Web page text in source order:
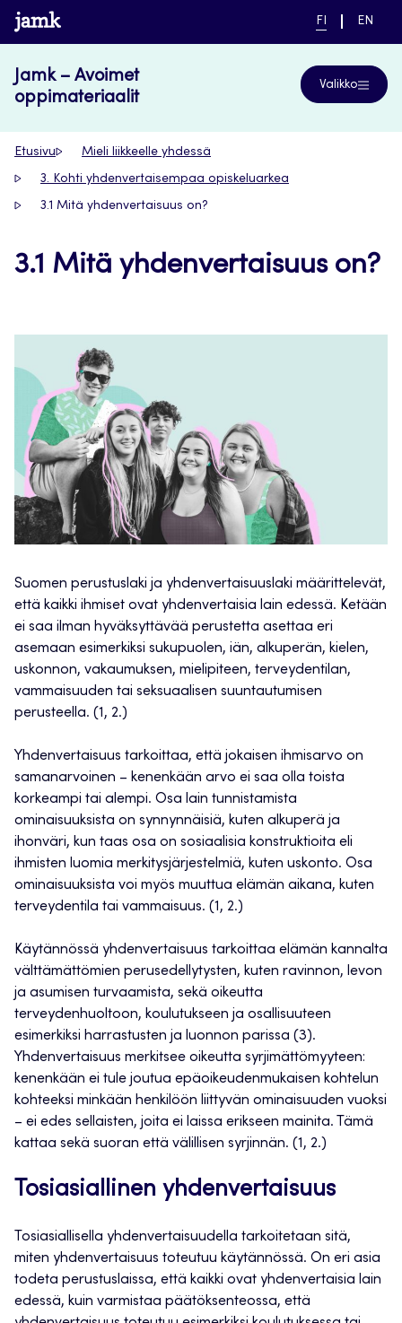
Siirry
suoraan
www.jamk.fi
NYKYINEN
FI
VAIHDA
EN
Jamk – Avoimet
oppimateriaalit
Valikko
Etusivu Mieli liikkeelle yhdessä
3. Kohti yhdenvertaisempaa opiskeluarkea
3.1 Mitä yhdenvertaisuus on?
3.1 Mitä yhdenvertaisuus on?
Suomen perustuslaki ja yhdenvertaisuuslaki määrittelevät,
että kaikki ihmiset ovat yhdenvertaisia lain edessä. Ketään
ei saa ilman hyväksyttävää perustetta asettaa eri
asemaan esimerkiksi sukupuolen, iän, alkuperän, kielen,
uskonnon, vakaumuksen, mielipiteen, terveydentilan,
vammaisuuden tai seksuaalisen suuntautumisen
perusteella. (1, 2.)
Yhdenvertaisuus tarkoittaa, että jokaisen ihmisarvo on
samanarvoinen – kenenkään arvo ei saa olla toista
korkeampi tai alempi. Osa lain tunnistamista
ominaisuuksista on synnynnäisiä, kuten alkuperä ja
ihonväri, kun taas osa on sosiaalisia konstruktioita eli
ihmisten luomia merkitysjärjestelmiä, kuten uskonto. Osa
ominaisuuksista voi myös muuttua elämän aikana, kuten
terveydentila tai vammaisuus. (1, 2.)
Käytännössä yhdenvertaisuus tarkoittaa elämän kannalta
välttämättömien perusedellytysten, kuten ravinnon, levon
ja asumisen turvaamista, sekä oikeutta
terveydenhuoltoon, koulutukseen ja osallisuuteen
esimerkiksi harrastusten ja luonnon parissa (3).
Yhdenvertaisuus merkitsee oikeutta syrjimättömyyteen:
kenenkään ei tule joutua epäoikeudenmukaisen kohtelun
kohteeksi minkään henkilöön liittyvän ominaisuuden vuoksi
– ei edes sellaisten, joita ei laissa erikseen mainita. Tämä
kattaa sekä suoran että välillisen syrjinnän. (1, 2.)
Tosiasiallinen yhdenvertaisuus
Tosiasiallisella yhdenvertaisuudella tarkoitetaan sitä,
miten yhdenvertaisuus toteutuu käytännössä. On eri asia
todeta perustuslaissa, että kaikki ovat yhdenvertaisia lain
edessä, kuin varmistaa päätöksenteossa, että